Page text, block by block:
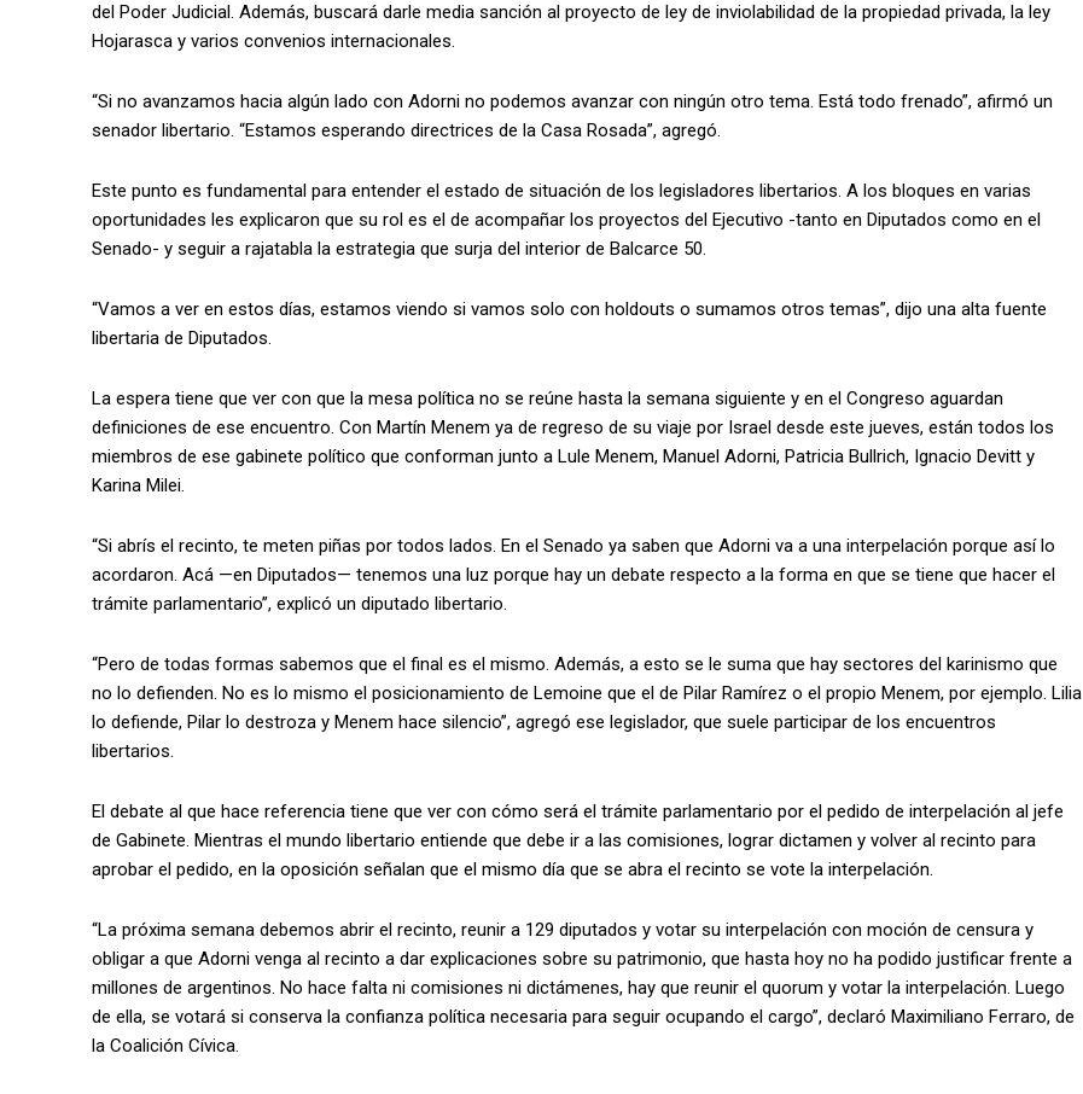
del Poder Judicial. Además, buscará darle media sanción al proyecto de ley de inviolabilidad de la propiedad privada, la ley
Hojarasca y varios convenios internacionales.
“Si no avanzamos hacia algún lado con Adorni no podemos avanzar con ningún otro tema. Está todo frenado”, afirmó un
senador libertario. “Estamos esperando directrices de la Casa Rosada”, agregó.
Este punto es fundamental para entender el estado de situación de los legisladores libertarios. A los bloques en varias
oportunidades les explicaron que su rol es el de acompañar los proyectos del Ejecutivo -tanto en Diputados como en el
Senado- y seguir a rajatabla la estrategia que surja del interior de Balcarce 50.
“Vamos a ver en estos días, estamos viendo si vamos solo con holdouts o sumamos otros temas”, dijo una alta fuente
libertaria de Diputados.
La espera tiene que ver con que la mesa política no se reúne hasta la semana siguiente y en el Congreso aguardan
definiciones de ese encuentro. Con Martín Menem ya de regreso de su viaje por Israel desde este jueves, están todos los
miembros de ese gabinete político que conforman junto a Lule Menem, Manuel Adorni, Patricia Bullrich, Ignacio Devitt y
Karina Milei.
“Si abrís el recinto, te meten piñas por todos lados. En el Senado ya saben que Adorni va a una interpelación porque así lo
acordaron. Acá —en Diputados— tenemos una luz porque hay un debate respecto a la forma en que se tiene que hacer el
trámite parlamentario”, explicó un diputado libertario.
“Pero de todas formas sabemos que el final es el mismo. Además, a esto se le suma que hay sectores del karinismo que
no lo defienden. No es lo mismo el posicionamiento de Lemoine que el de Pilar Ramírez o el propio Menem, por ejemplo. Lilia
lo defiende, Pilar lo destroza y Menem hace silencio”, agregó ese legislador, que suele participar de los encuentros
libertarios.
El debate al que hace referencia tiene que ver con cómo será el trámite parlamentario por el pedido de interpelación al jefe
de Gabinete. Mientras el mundo libertario entiende que debe ir a las comisiones, lograr dictamen y volver al recinto para
aprobar el pedido, en la oposición señalan que el mismo día que se abra el recinto se vote la interpelación.
“La próxima semana debemos abrir el recinto, reunir a 129 diputados y votar su interpelación con moción de censura y
obligar a que Adorni venga al recinto a dar explicaciones sobre su patrimonio, que hasta hoy no ha podido justificar frente a
millones de argentinos. No hace falta ni comisiones ni dictámenes, hay que reunir el quorum y votar la interpelación. Luego
de ella, se votará si conserva la confianza política necesaria para seguir ocupando el cargo”, declaró Maximiliano Ferraro, de
la Coalición Cívica.